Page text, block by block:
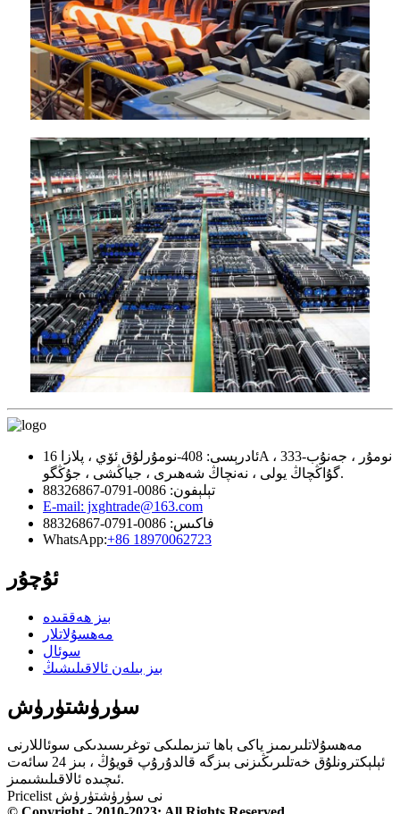
ئادرېسى: 408-نومۇرلۇق ئۆي ، پلازا 16A ، 333-نومۇر ، جەنۇب
گۇاڭچاڭ يولى ، نەنچاڭ شەھىرى ، جياڭشى ، جۇڭگو.
تېلېفون: 0086-0791-88326867
E-mail: jxghtrade@163.com
فاكىس: 0086-0791-88326867
WhatsApp:+86 18970062723
ئۇچۇر
بىز ھەققىدە
مەھسۇلاتلار
سوئال
بىز بىلەن ئالاقىلىشىڭ
سۈرۈشتۈرۈش
مەھسۇلاتلىرىمىز ياكى باھا تىزىملىكى توغرىسىدىكى سوئاللارنى
ئېلېكترونلۇق خەتلىرىڭىزنى بىزگە قالدۇرۇپ قويۇڭ ، بىز 24 سائەت
ئىچىدە ئالاقىلىشىمىز.
Pricelist نى سۈرۈشتۈرۈش